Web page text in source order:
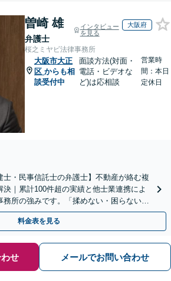
曽崎 雄
弁護士
インタビュー
を見る
大阪府
桜之ミヤビ法律事務所
大阪市大正
区 からも相
談受付中
面談方法(対面・
電話・ビデオな
ど)は応相談
営業時
間：本日
定休日
士・民事信託士の弁護士】不動産が絡む複
｜累計100件超の実績と他士業連携によ
務所の強みです。「揉めない・困らない相
料金表を見る
せ メールでお問い合わせ